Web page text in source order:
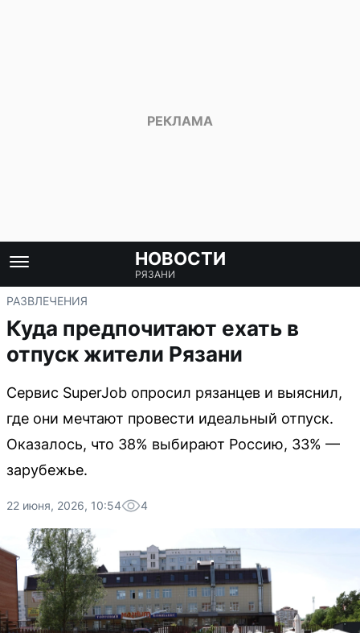
НОВОСТИ
РЯЗАНИ
РАЗВЛЕЧЕНИЯ
Куда предпочитают ехать в
отпуск жители Рязани
Сервис SuperJob опросил рязанцев и выяснил,
где они мечтают провести идеальный отпуск.
Оказалось, что 38% выбирают Россию, 33% —
зарубежье.
22 июня, 2026, 10:54 4